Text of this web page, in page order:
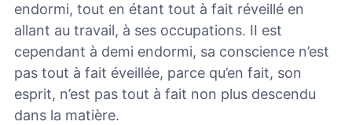
endormi, tout en étant tout à fait réveillé en
allant au travail, à ses occupations. II est
cependant à demi endormi, sa conscience n’est
pas tout à fait éveillée, parce qu’en fait, son
esprit, n’est pas tout à fait non plus descendu
dans la matière.